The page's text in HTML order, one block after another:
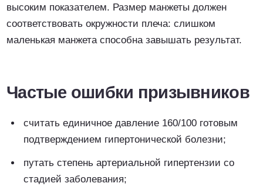
высоким показателем. Размер манжеты должен
соответствовать окружности плеча: слишком
маленькая манжета способна завышать результат.
Частые ошибки призывников
считать единичное давление 160/100 готовым
подтверждением гипертонической болезни;
путать степень артериальной гипертензии со
стадией заболевания;